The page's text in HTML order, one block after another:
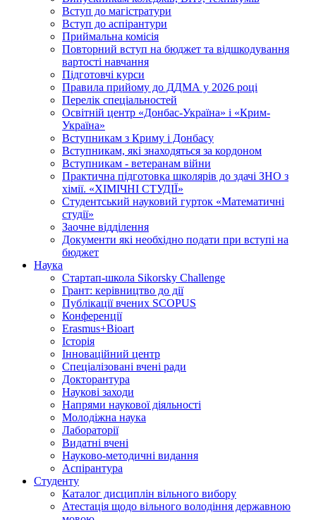
Вступ до магістратури
Вступ до аспірантури
Приймальна комісія
Повторний вступ на бюджет та відшкодування
вартості навчання
Підготовчі курси
Правила прийому до ДДМА у 2026 році
Перелік спеціальностей
Освітній центр «Донбас-Україна» і «Крим-
Україна»
Вступникам з Криму і Донбасу
Вступникам, які знаходяться за кордоном
Вступникам - ветеранам війни
Практична підготовка школярів до здачі ЗНО з
хімії. «ХІМІЧНІ СТУДІЇ»
Студентський науковий гурток «Математичні
студії»
Заочне відділення
Документи які необхідно подати при вступі на
бюджет
Наука
Стартап-школа Sikorsky Challenge
Грант: керівництво до дії
Публікації вчених SCOPUS
Конференції
Erasmus+Bioart
Історія
Інноваційний центр
Спеціалізовані вчені ради
Докторантура
Наукові заходи
Напрями наукової діяльності
Молодіжна наука
Лабораторії
Видатні вчені
Науково-методичні видання
Аспірантура
Студенту
Каталог дисциплін вільного вибору
Атестація щодо вільного володіння державною